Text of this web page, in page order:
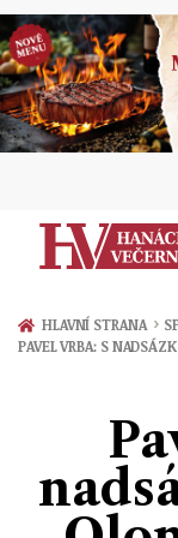
Zprávy
Přerov
Ekonomika
Kultura
Hudba
Společnost
Ženy
Sport
HLAVNÍ STRANA ›
PAVEL VRBA: S